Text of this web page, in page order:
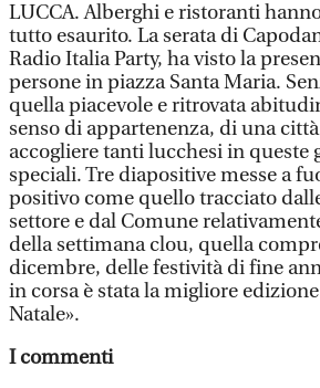
LUCCA. Alberghi e ristoranti
tutto esaurito. La serata di
Radio Italia Party, ha visto la
persone in piazza Santa Maria.
quella piacevole e ritrovata
senso di appartenenza, di una
accogliere tanti lucchesi in queste
speciali. Tre diapositive messe a
positivo come quello tracciato
settore e dal Comune
della settimana clou, quella
dicembre, delle festività di fine
in corsa è stata la migliore
Natale».
I commenti